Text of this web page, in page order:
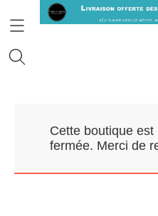
Nos
Cette boutique
fermée. Merci de